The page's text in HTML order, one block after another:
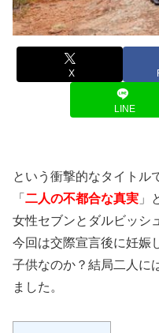
X
LINE
という衝撃的なタイトル
「 二人の不都合な真実 」
女性セブンとダルビッシ
今回は交際宣言後に妊娠
子供なのか？結局二人に
ました。